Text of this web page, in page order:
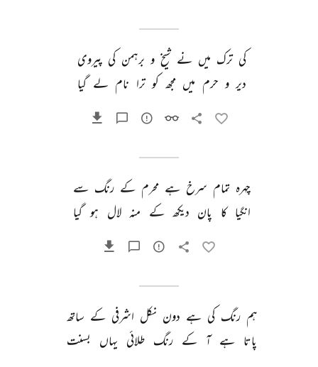
کی ترک میں نے شیخ و برہمن کی پیروی
دیر و حرم میں مجھ کو ترا نام لے گیا
چہرہ تمام سرخ ہے محرم کے رنگ سے
انگیا کا پان دیکھ کے منہ لال ہو گیا
ہم رنگ کی ہے دون نکل اشرفی کے ساتھ
پاتا ہے آ کے رنگ طلائی یہاں بسنت